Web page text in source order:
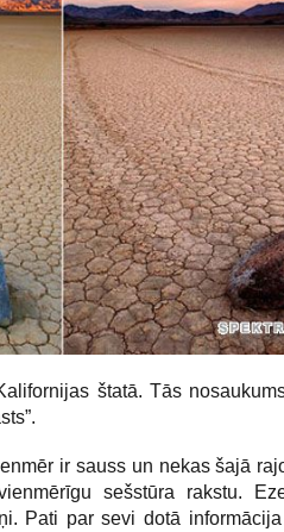
štatā. Tās
ir sauss un nekas šajā
sešstūra rakstu.
Pati par sevi dotā